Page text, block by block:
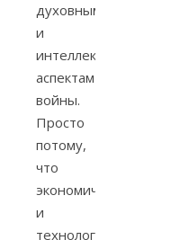
духовным
и
интеллектуальным
аспектам
войны.
Просто
потому,
что
экономическое
и
технологическое